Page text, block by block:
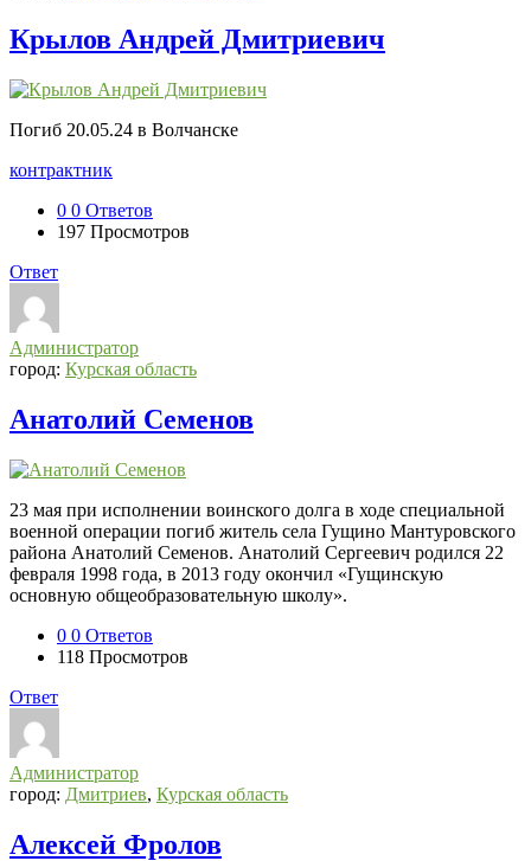
Крылов Андрей Дмитриевич
Погиб 20.05.24 в Волчанске
контрактник
0 0 Ответов
197 Просмотров
Ответ
Администратор
город: Курская область
Анатолий Семенов
23 мая при исполнении воинского долга в ходе специальной
военной операции погиб житель села Гущино Мантуровского
района Анатолий Семенов. Анатолий Сергеевич родился 22
февраля 1998 года, в 2013 году окончил «Гущинскую
основную общеобразовательную школу».
0 0 Ответов
118 Просмотров
Ответ
Администратор
город: Дмитриев, Курская область
Алексей Фролов